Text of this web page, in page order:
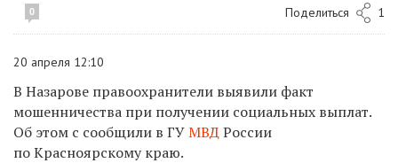
0 Поделиться 1
20 апреля 12:10
В Назарове правоохранители выявили факт
мошенничества при получении социальных выплат.
Об этом с сообщили в ГУМВДРоссии
по Красноярскому краю.